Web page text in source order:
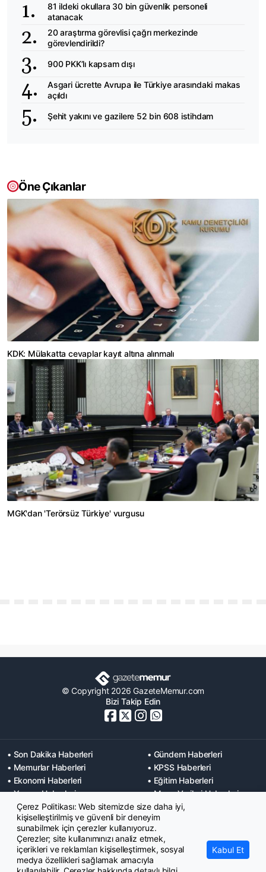
81 ildeki okullara 30 bin güvenlik personeli
atanacak
20 araştırma görevlisi çağrı merkezinde
görevlendirildi?
900 PKK’lı kapsam dışı
Asgari ücrette Avrupa ile Türkiye arasındaki makas
açıldı
Şehit yakını ve gazilere 52 bin 608 istihdam
Öne Çıkanlar
KDK: Mülakatta cevaplar kayıt altına alınmalı
MGK'dan 'Terörsüz Türkiye' vurgusu
© Copyright 2026 GazeteMemur.com
Bizi Takip Edin
• Son Dakika Haberleri
• Gündem Haberleri
• Memurlar Haberleri
• KPSS Haberleri
• Ekonomi Haberleri
• Eğitim Haberleri
• Yaşam Haberleri
• Maaş Verileri Haberleri
• Mahkeme Kararları
Haberleri
Çerez Politikası: Web sitemizde size daha iyi,
kişiselleştirilmiş ve güvenli bir deneyim
sunabilmek için çerezler kullanıyoruz.
Çerezler; site kullanımınızı analiz etmek,
içerikleri ve reklamları kişiselleştirmek, sosyal
medya özellikleri sağlamak amacıyla
Kabul Et